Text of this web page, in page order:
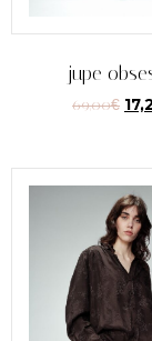
jupe
69,00€